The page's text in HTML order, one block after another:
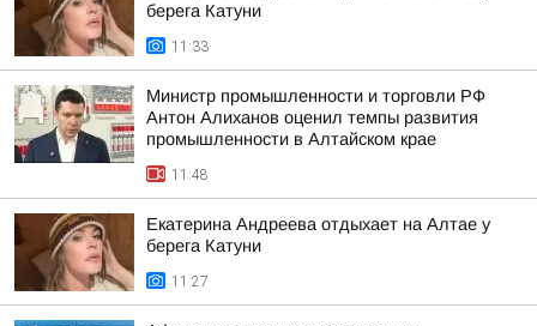
берега Катуни
11:33
Министр промышленности и торговли РФ
Антон Алиханов оценил темпы развития
промышленности в Алтайском крае
11:48
Екатерина Андреева отдыхает на Алтае у
берега Катуни
11:27